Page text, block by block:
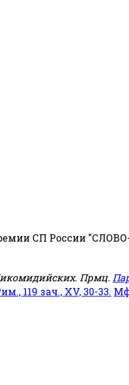
СП России "СЛОВО-
Прмц.
119 зач., XV, 30-33.